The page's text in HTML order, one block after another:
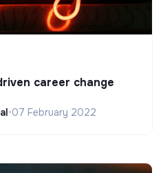
career change
•07 February 2022